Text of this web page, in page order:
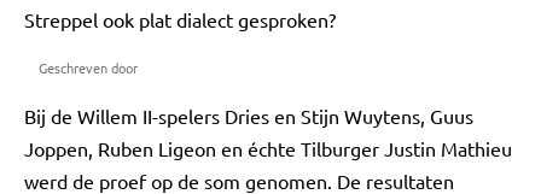
Streppel ook plat dialect gesproken?
Geschreven door
Bij de Willem II-spelers Dries en Stijn Wuytens, Guus
Joppen, Ruben Ligeon en échte Tilburger Justin Mathieu
werd de proef op de som genomen. De resultaten